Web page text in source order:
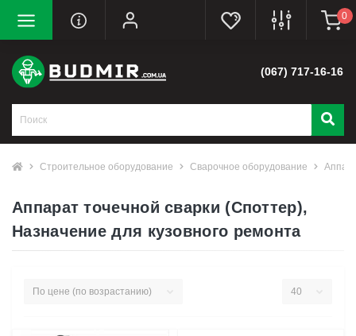
0
(067) 717-16-16
Строительное оборудование Сварочное оборудование
Аппарат точечной сварки (Споттер),
Назначение для кузовного ремонта